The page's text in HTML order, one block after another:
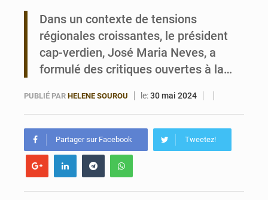
Dans un contexte de tensions
régionales croissantes, le président
cap-verdien, José Maria Neves, a
formulé des critiques ouvertes à la…
PUBLIÉ PAR HELENE SOUROU le:30 mai 2024
Partager sur Facebook Tweetez!